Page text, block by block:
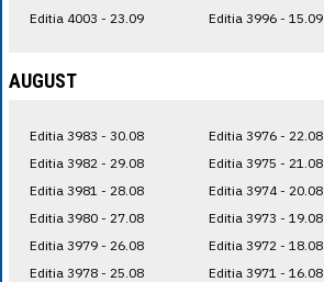
Editia 4003 - 23.09
Editia 3996 - 15.09
AUGUST
Editia 3983 - 30.08
Editia 3982 - 29.08
Editia 3981 - 28.08
Editia 3980 - 27.08
Editia 3979 - 26.08
Editia 3978 - 25.08
Editia 3976 - 22.08
Editia 3975 - 21.08
Editia 3974 - 20.08
Editia 3973 - 19.08
Editia 3972 - 18.08
Editia 3971 - 16.08